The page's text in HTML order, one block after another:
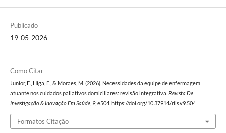
Publicado
19-05-2026
Como Citar
Junior, E., Higa, E., & Moraes, M. (2026). Necessidades da equipe de enfermagem
atuante nos cuidados paliativos domiciliares: revisão integrativa. Revista De
Investigação & Inovação Em Saúde, 9, e504. https://doi.org/10.37914/riis.v9.504
Formatos Citação